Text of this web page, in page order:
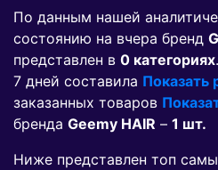
По данным нашей
состоянию на вчера бренд
представлен в 0 категориях
7 дней составила Показать
заказанных товаров
бренда Geemy HAIR – 1 шт.
Ниже представлен топ